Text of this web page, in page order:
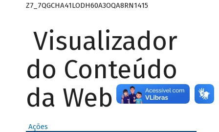
Z7_7QGCHA41LODH60A3OQA8RN1415
Visualizador
do Conteúdo
da Web
Ações